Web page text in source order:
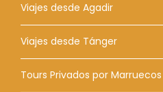
Viajes desde Agadir
Viajes desde Tánger
Tours Privados por Marruecos